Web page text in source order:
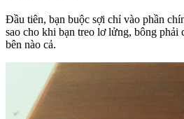
Đầu tiên, bạn buộc sợi chỉ vào phần
sao cho khi bạn treo lơ lửng, bông phải
bên nào cả.